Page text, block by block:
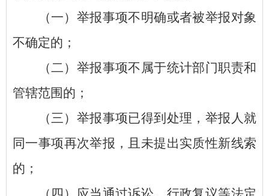
（一）举报事项不明确或者被举报对象
不确定的；
（二）举报事项不属于统计部门职责和
管辖范围的；
（三）举报事项已得到处理，举报人就
同一事项再次举报，且未提出实质性新线索
的；